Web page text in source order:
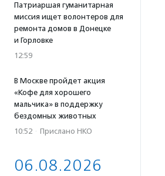
Патриаршая гуманитарная
миссия ищет волонтеров для
ремонта домов в Донецке
и Горловке
12:59
В Москве пройдет акция
«Кофе для хорошего
мальчика» в поддержку
бездомных животных
10:52 · Прислано НКО
06.08.2026